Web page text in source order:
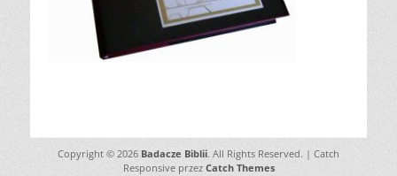
Copyright © 2026 Badacze Biblii. All Rights Reserved. | Catch
Responsive przez Catch Themes